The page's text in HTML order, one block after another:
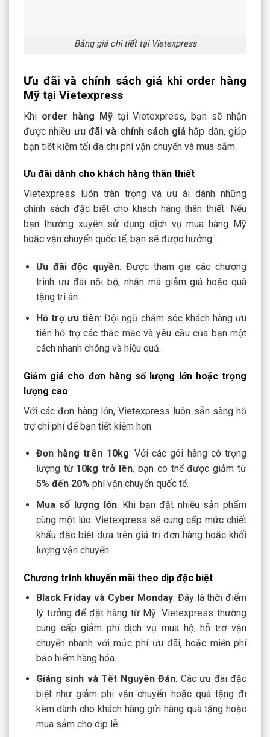
Bảng giá chi tiết tại Vietexpress
Ưu đãi và chính sách giá khi order hàng
Mỹ tại Vietexpress
Khi order hàng Mỹtại Vietexpress, bạn sẽ nhận
được nhiều ưu đãi và chính sách giá hấp dẫn, giúp
bạn tiết kiệm tối đa chi phí vận chuyển và mua sắm.
Ưu đãi dành cho khách hàng thân thiết
Vietexpress luôn trân trọng và ưu ái dành những
chính sách đặc biệt cho khách hàng thân thiết. Nếu
bạn thường xuyên sử dụng dịch vụ mua hàng Mỹ
hoặc vận chuyển quốc tế, bạn sẽ được hưởng.
Ưu đãi độc quyền: Được tham gia các chương
trình ưu đãi nội bộ, nhận mã giảm giá hoặc quà
tặng tri ân.
Hỗ trợ ưu tiên: Đội ngũ chăm sóc khách hàng ưu
tiên hỗ trợ các thắc mắc và yêu cầu của bạn một
cách nhanh chóng và hiệu quả.
Giảm giá cho đơn hàng số lượng lớn hoặc trọng
lượng cao
Với các đơn hàng lớn, Vietexpress luôn sẵn sàng hỗ
trợ chi phí để bạn tiết kiệm hơn.
Đơn hàng trên 10kg: Với các gói hàng có trọng
lượng từ 10kg trở lên, bạn có thể được giảm từ
5% đến 20% phí vận chuyển quốc tế.
Mua số lượng lớn: Khi bạn đặt nhiều sản phẩm
cùng một lúc. Vietexpress sẽ cung cấp mức chiết
khấu đặc biệt dựa trên giá trị đơn hàng hoặc khối
lượng vận chuyển.
Chương trình khuyến mãi theo dịp đặc biệt
Black Friday và Cyber Monday: Đây là thời điểm
lý tưởng để đặt hàng từ Mỹ. Vietexpress thường
cung cấp giảm phí dịch vụ mua hộ, hỗ trợ vận
chuyển nhanh với mức phí ưu đãi, hoặc miễn phí
bảo hiểm hàng hóa.
Giáng sinh và Tết Nguyên Đán: Các ưu đãi đặc
biệt như giảm phí vận chuyển hoặc quà tặng đi
kèm dành cho khách hàng gửi hàng quà tặng hoặc
mua sắm cho dịp lễ.